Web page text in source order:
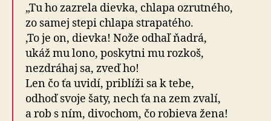
„Tu ho zazrela dievka, chlapa ozrutného,
zo samej stepi chlapa strapatého.
‚To je on, dievka! Nože odhaľ ňadrá,
ukáž mu lono, poskytni mu rozkoš,
nezdráhaj sa, zveď ho!
Len čo ťa uvidí, priblíži sa k tebe,
odhoď svoje šaty, nech ťa na zem zvalí,
a rob s ním, divochom, čo robieva žena!